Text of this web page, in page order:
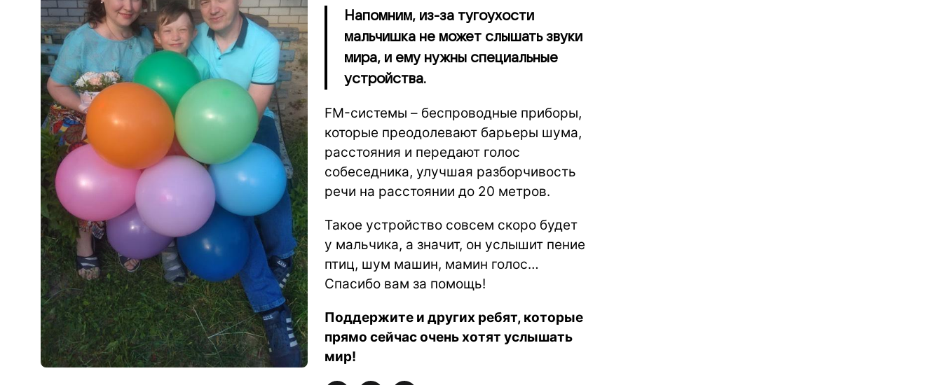
Напомним, из-за тугоухости
мальчишка не может слышать звуки
мира, и ему нужны специальные
устройства.
FM-системы – беспроводные приборы,
которые преодолевают барьеры шума,
расстояния и передают голос
собеседника, улучшая разборчивость
речи на расстоянии до 20 метров.
Такое устройство совсем скоро будет
у мальчика, а значит, он услышит пение
птиц, шум машин, мамин голос…
Спасибо вам за помощь!
Поддержите и других ребят, которые
прямо сейчас очень хотят услышать
мир!